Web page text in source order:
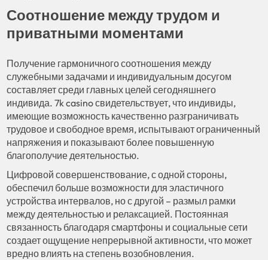
Соотношение между трудом и
приватными моментами
Получение гармоничного соотношения между
служебными задачами и индивидуальным досугом
составляет среди главных целей сегодняшнего
индивида. 7k casino свидетельствует, что индивиды,
имеющие возможность качественно разграничивать
трудовое и свободное время, испытывают ограниченный
напряжения и показывают более повышенную
благополучие деятельностью.
Цифровой совершенствование, с одной стороны,
обеспечил больше возможности для эластичного
устройства интервалов, но с другой – размыл рамки
между деятельностью и релаксацией. Постоянная
связанность благодаря смартфоны и социальные сети
создает ощущение непрерывной активности, что может
вредно влиять на степень возобновления.